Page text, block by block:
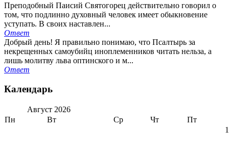
Преподобный Паисий Святогорец действительно говорил о
том, что подлинно духовный человек имеет обыкновение
уступать. В своих наставлен...
Ответ
Добрый день! Я правильно понимаю, что Псалтырь за
некрещенных самоубийц иноплеменников читать нельза, а
лишь молитву льва оптинского и м...
Ответ
Календарь
Август 2026
Пн
Вт Ср Чт Пт
1